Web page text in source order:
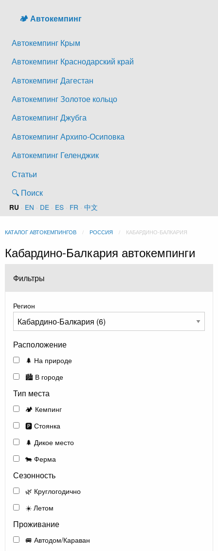
🏕️ Автокемпинг
Автокемпинг Крым
Автокемпинг Краснодарский край
Автокемпинг Дагестан
Автокемпинг Золотое кольцо
Автокемпинг Джубга
Автокемпинг Архипо-Осиповка
Автокемпинг Геленджик
Статьи
🔍 Поиск
RU · EN · DE · ES · FR · 中文
КАТАЛОГ АВТОКЕМПИНГОВ РОССИЯ КАБАРДИНО-БАЛКАРИЯ
Кабардино-Балкария автокемпинги
Фильтры
Регион
Расположение
🌲 На природе
🏙️ В городе
Тип места
🏕️ Кемпинг
🅿️ Стоянка
🌲 Дикое место
🐄 Ферма
Сезонность
🌿 Круглогодично
☀️ Летом
Проживание
🚐 Автодом/Караван